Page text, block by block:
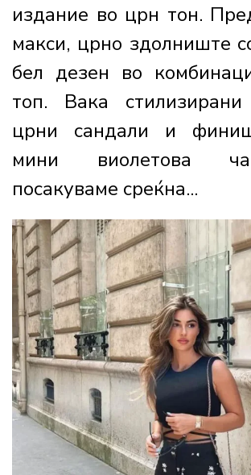
издание во црн тон.
макси, црно здолниште
бел дезен во
топ. Вака
црни сандали и
мини виолетова
посакуваме среќна...